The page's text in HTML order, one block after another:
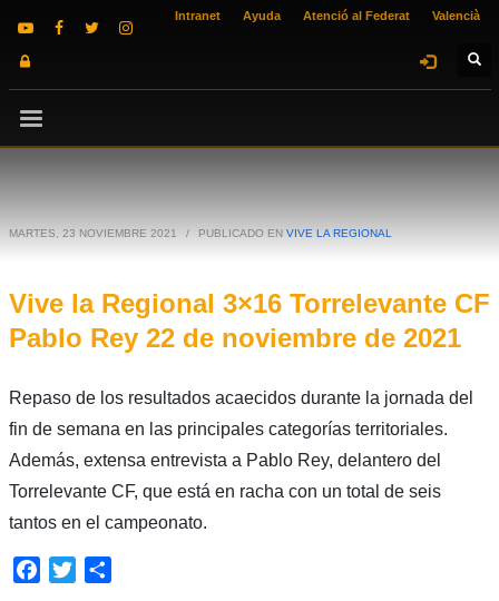
Intranet Ayuda Atenció al Federat Valencià
MARTES, 23 NOVIEMBRE 2021 / PUBLICADO EN VIVE LA REGIONAL
Vive la Regional 3×16 Torrelevante CF
Pablo Rey 22 de noviembre de 2021
Repaso de los resultados acaecidos durante la jornada del
fin de semana en las principales categorías territoriales.
Además, extensa entrevista a Pablo Rey, delantero del
Torrelevante CF, que está en racha con un total de seis
tantos en el campeonato.
Facebook
Twitter